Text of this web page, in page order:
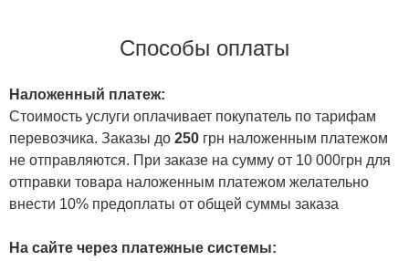
Способы оплаты
Наложенный платеж:
Стоимость услуги оплачивает покупатель по тарифам
перевозчика. Заказы до 250 грн наложенным платежом
не отправляются. При заказе на сумму от 10 000грн для
отправки товара наложенным платежом желательно
внести 10% предоплаты от общей суммы заказа
На сайте через платежные системы: